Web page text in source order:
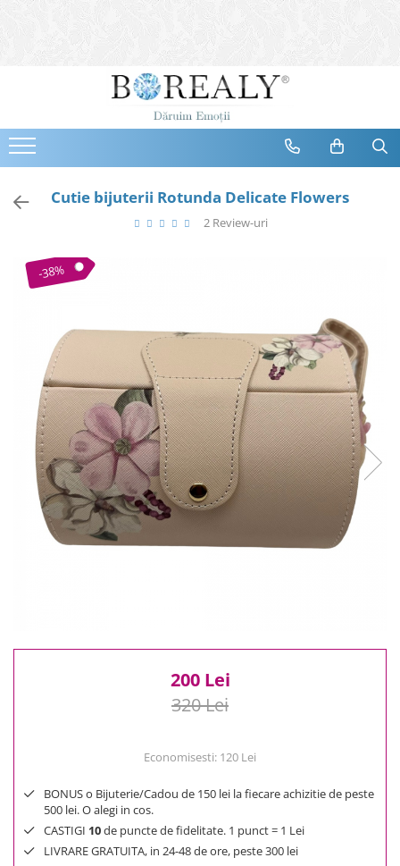
Bijuterii
Cercei
Bratari
Coliere
Tiare
Destinatari
Bijuterii Copii
Bijuterii Mirese
Selectii
Reduceri
Cele mai noi
Cele mai vandute
Cele mai votate
Cu video
500 Lei - 1000 Lei
Cutie bijuterii Rotunda Delicate Flowers
2 Review-uri
-38%
200 Lei
320 Lei
Economisesti: 120 Lei
BONUS o Bijuterie/Cadou de 150 lei la fiecare achizitie de peste
500 lei. O alegi in cos.
CASTIGI 10de puncte de fidelitate. 1 punct = 1 Lei
LIVRARE GRATUITA, in 24-48 de ore, peste 300 lei